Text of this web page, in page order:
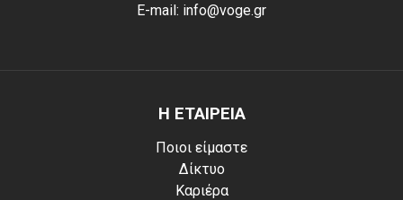
E-mail: info@voge.gr
Η ΕΤΑΙΡΕΙΑ
Ποιοι είμαστε
Δίκτυο
Καριέρα